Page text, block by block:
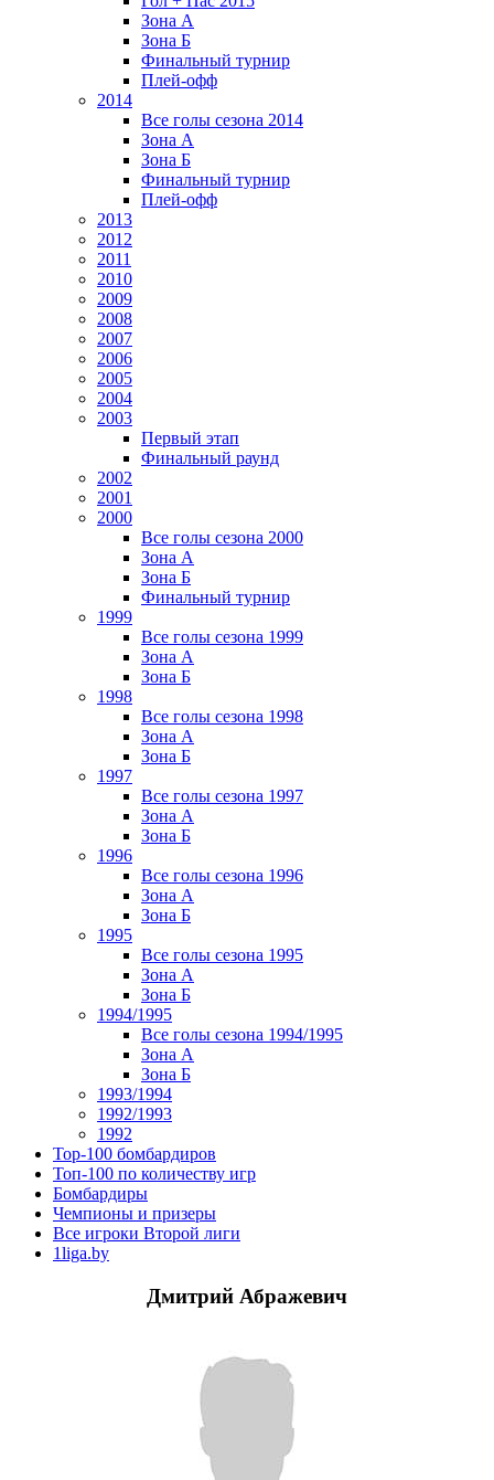
Зона А
Зона Б
Финальный турнир
Плей-офф
2014
Все голы сезона 2014
Зона А
Зона Б
Финальный турнир
Плей-офф
2013
2012
2011
2010
2009
2008
2007
2006
2005
2004
2003
Первый этап
Финальный раунд
2002
2001
2000
Все голы сезона 2000
Зона А
Зона Б
Финальный турнир
1999
Все голы сезона 1999
Зона А
Зона Б
1998
Все голы сезона 1998
Зона А
Зона Б
1997
Все голы сезона 1997
Зона А
Зона Б
1996
Все голы сезона 1996
Зона А
Зона Б
1995
Все голы сезона 1995
Зона А
Зона Б
1994/1995
Все голы сезона 1994/1995
Зона А
Зона Б
1993/1994
1992/1993
1992
Top-100 бомбардиров
Топ-100 по количеству игр
Бомбардиры
Чемпионы и призеры
Все игроки Второй лиги
1liga.by
Дмитрий Абражевич